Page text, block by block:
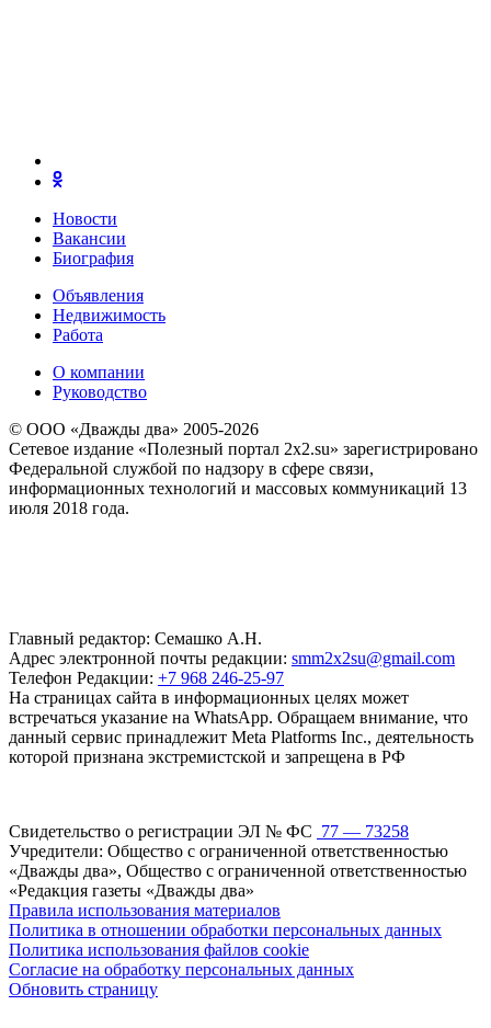
Новости
Вакансии
Биография
Объявления
Недвижимость
Работа
О компании
Руководство
© ООО «Дважды два» 2005-2026
Сетевое издание «Полезный портал 2x2.su» зарегистрировано
Федеральной службой по надзору в сфере связи,
информационных технологий и массовых коммуникаций 13
июля 2018 года.
Главный редактор: Семашко А.Н.
Адрес электронной почты редакции: smm2x2su@gmail.com
Телефон Редакции: +7 968 246-25-97
На страницах сайта в информационных целях может
встречаться указание на WhatsApp. Обращаем внимание, что
данный сервис принадлежит Meta Platforms Inc., деятельность
которой признана экстремистской и запрещена в РФ
Свидетельство о регистрации ЭЛ № ФС 77 — 73258
Учредители: Общество с ограниченной ответственностью
«Дважды два», Общество с ограниченной ответственностью
«Редакция газеты «Дважды два»
Правила использования материалов
Политика в отношении обработки персональных данных
Политика использования файлов cookie
Согласие на обработку персональных данных
Обновить страницу